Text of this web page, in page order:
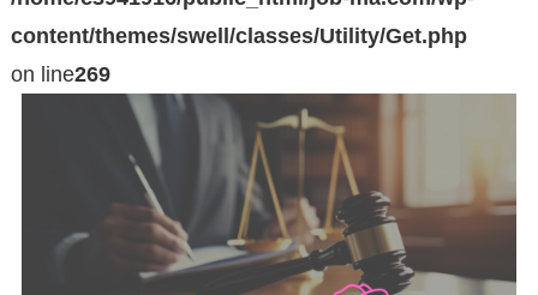
content/themes/swell/classes/Utility/Get.php
on line269